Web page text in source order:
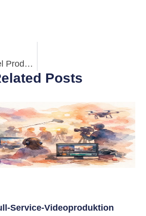
Maxim Wenzel Prodoktfotograf
Posts
Service-Videoproduktion